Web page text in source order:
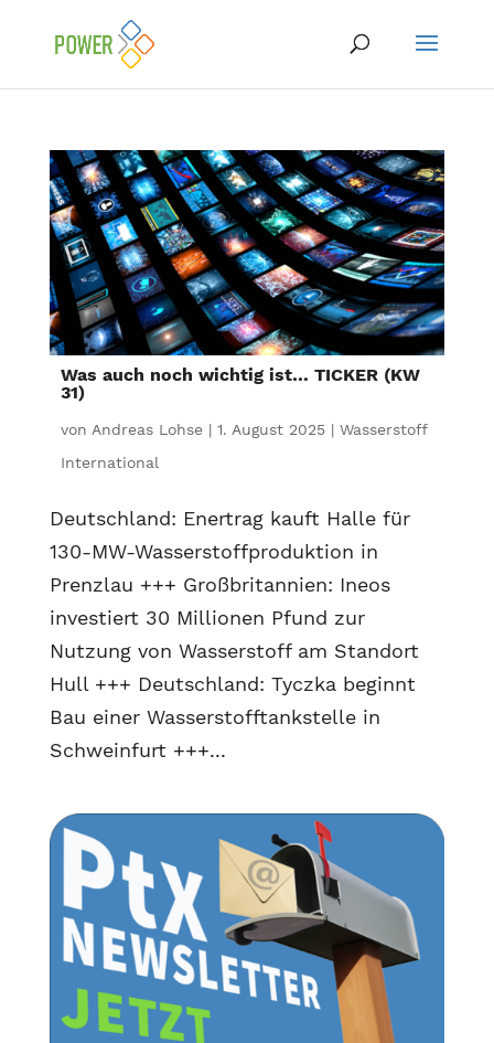
Was auch noch wichtig ist… TICKER (KW
31)
von Andreas Lohse| 1. August 2025| Wasserstoff
International
Deutschland: Enertrag kauft Halle für
130-MW-Wasserstoffproduktion in
Prenzlau +++ Großbritannien: Ineos
investiert 30 Millionen Pfund zur
Nutzung von Wasserstoff am Standort
Hull +++ Deutschland: Tyczka beginnt
Bau einer Wasserstofftankstelle in
Schweinfurt +++...